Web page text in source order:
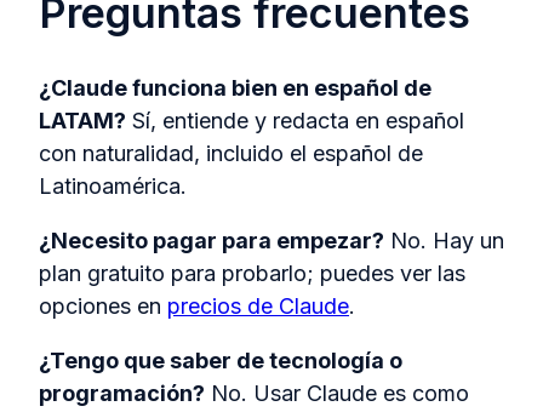
Preguntas frecuentes
¿Claude funciona bien en español de
LATAM? Sí, entiende y redacta en español
con naturalidad, incluido el español de
Latinoamérica.
¿Necesito pagar para empezar? No. Hay un
plan gratuito para probarlo; puedes ver las
opciones en precios de Claude.
¿Tengo que saber de tecnología o
programación? No. Usar Claude es como